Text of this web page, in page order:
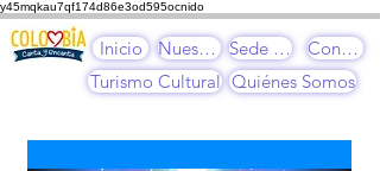
y45mqkau7qf174d86e3od595ocnido
Quiénes Somos
Nuestros Cursos Sede Cultural Contacto
Inicio
Turismo Cultural